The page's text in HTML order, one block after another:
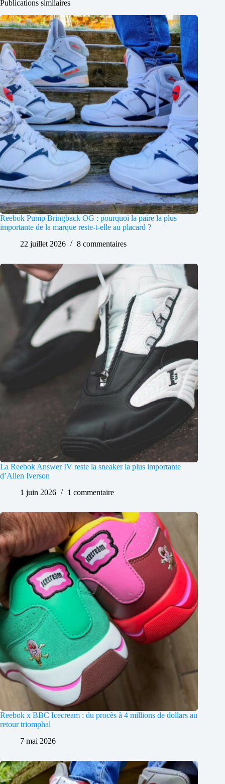
Publications similaires
Reebok Pump Bringback OG : pourquoi la paire la plus
importante de la marque reste-t-elle au placard ?
22 juillet 2026
8 commentaires
La Reebok Answer IV reste la sneaker la plus importante
d’Allen Iverson
1 juin 2026
1 commentaire
Reebok x BBC Icecream : du procès à 4 millions de dollars au
retour triomphal
7 mai 2026